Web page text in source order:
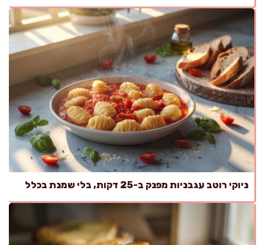
ניוקי רוטב עגבניות מפנק ב-25 דקות, בלי שמנת בכלל